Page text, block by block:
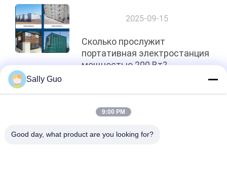
2025-09-15
Сколько прослужит
портативная электростанция
мощностью 200 Вт?
Топ
Sally Guo
9:00 PM
Good day, what product are you looking for?